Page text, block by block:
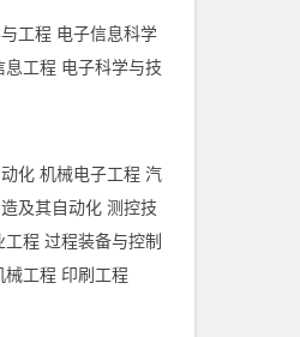
工程 电子信息科学
息工程 电子科学与技
化 机械电子工程 汽
及其自动化 测控技
工程 过程装备与控制
械工程 印刷工程